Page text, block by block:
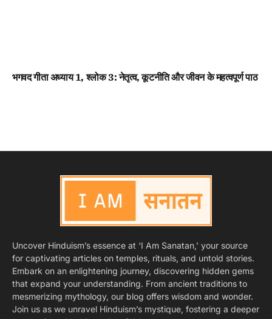
भगवद गीता अध्याय 1, श्लोक 3: नेतृत्व, कूटनीति और जीवन के महत्वपूर्ण पाठ
Uncover Hinduism’s essence at ‘I Am Sanatan,’ your source
for captivating articles on temples, rituals, and untold stories.
Embark on an enlightening journey, discovering hidden gems
that expand your understanding. From ancient traditions to
mesmerizing mythology, our blog offers wisdom and wonder.
Join us as we unravel Hinduism’s mystique, fostering a deeper